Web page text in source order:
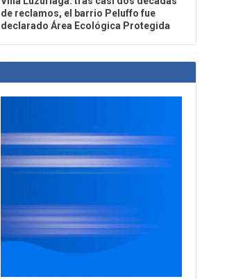
de reclamos, el barrio Peluffo fue
declarado Área Ecológica Protegida